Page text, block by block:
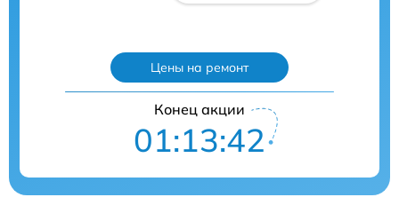
Цены на ремонт
Конец акции
01:13:40